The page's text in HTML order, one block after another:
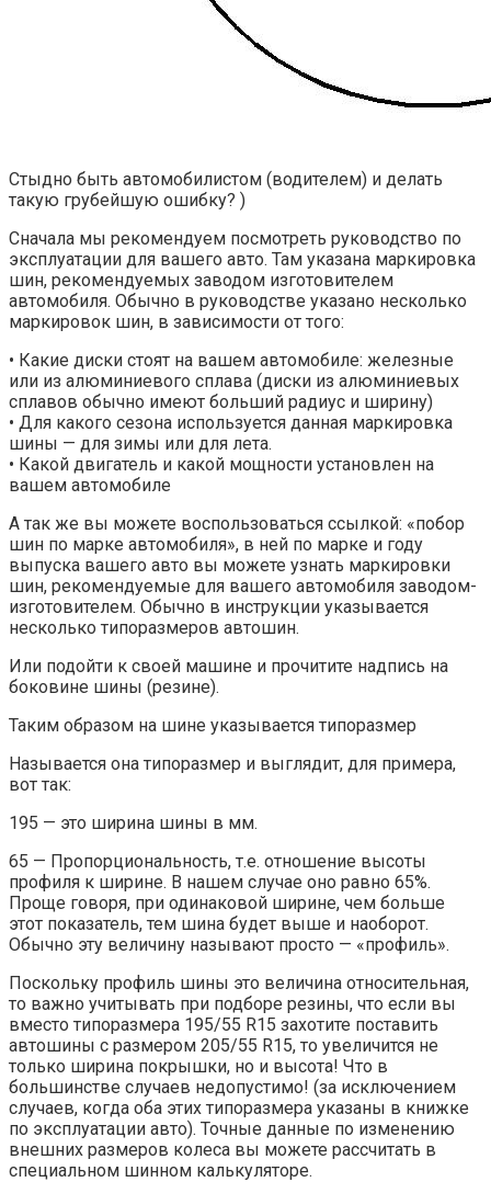
Стыдно быть автомобилистом (водителем) и делать
такую грубейшую ошибку? )
Сначала мы рекомендуем посмотреть руководство по
эксплуатации для вашего авто. Там указана маркировка
шин, рекомендуемых заводом изготовителем
автомобиля. Обычно в руководстве указано несколько
маркировок шин, в зависимости от того:
• Какие диски стоят на вашем автомобиле: железные
или из алюминиевого сплава (диски из алюминиевых
сплавов обычно имеют больший радиус и ширину)
• Для какого сезона используется данная маркировка
шины — для зимы или для лета.
• Какой двигатель и какой мощности установлен на
вашем автомобиле
А так же вы можете воспользоваться ссылкой: «побор
шин по марке автомобиля», в ней по марке и году
выпуска вашего авто вы можете узнать маркировки
шин, рекомендуемые для вашего автомобиля заводом-
изготовителем. Обычно в инструкции указывается
несколько типоразмеров автошин.
Или подойти к своей машине и прочитите надпись на
боковине шины (резине).
Таким образом на шине указывается типоразмер
Называется она типоразмер и выглядит, для примера,
вот так:
195 — это ширина шины в мм.
65 — Пропорциональность, т.е. отношение высоты
профиля к ширине. В нашем случае оно равно 65%.
Проще говоря, при одинаковой ширине, чем больше
этот показатель, тем шина будет выше и наоборот.
Обычно эту величину называют просто — «профиль».
Поскольку профиль шины это величина относительная,
то важно учитывать при подборе резины, что если вы
вместо типоразмера 195/55 R15 захотите поставить
автошины с размером 205/55 R15, то увеличится не
только ширина покрышки, но и высота! Что в
большинстве случаев недопустимо! (за исключением
случаев, когда оба этих типоразмера указаны в книжке
по эксплуатации авто). Точные данные по изменению
внешних размеров колеса вы можете рассчитать в
специальном шинном калькуляторе.